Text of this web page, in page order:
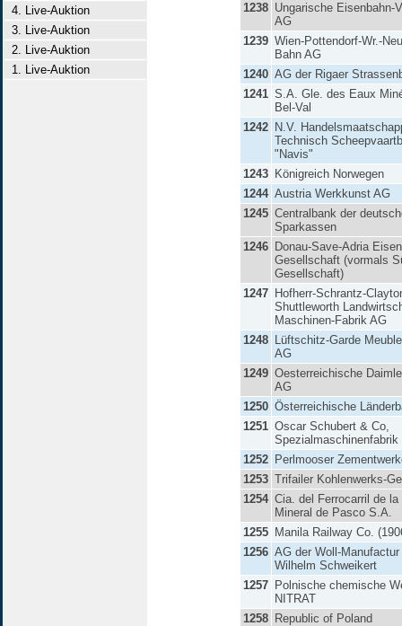
4. Live-Auktion
3. Live-Auktion
2. Live-Auktion
1. Live-Auktion
1238 Ungarische Eisenbahn-
AG
1239 Wien-Pottendorf-Wr.-
Bahn AG
1240 AG der Rigaer
1241 S.A. Gle. des Eaux
Bel-Val
1242 N.V.
Technisch
"Navis"
1243 Königreich Norwegen
1244 Austria Werkkunst AG
1245 Centralbank der
Sparkassen
1246 Donau-Save-Adria
Gesellschaft (vormals
Gesellschaft)
1247 Hofherr-Schrantz-
Shuttleworth
Maschinen-Fabrik AG
1248 Lüftschitz-Garde
AG
1249 Oesterreichische
AG
1250 Österreichische
1251 Oscar Schubert & Co,
Spezialmaschinenfabrik
1252 Perlmooser
1253 Trifailer Kohlenwerks-
1254 Cia. del Ferrocarril de
Mineral de Pasco S.A.
1255 Manila Railway Co.
1256 AG der Woll-
Wilhelm Schweikert
1257 Polnische chemische
NITRAT
1258 Republic of Poland